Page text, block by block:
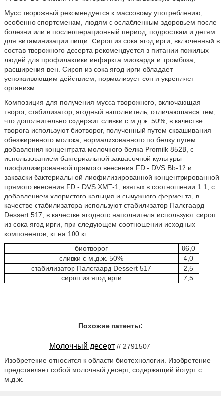
Мусс творожный рекомендуется к массовому употреблению,
особенно спортсменам, людям с ослабленным здоровьем после
болезни или в послеоперационный период, подросткам и детям
для витаминизации пищи. Сироп из сока ягод ирги, включенный в
состав творожного десерта рекомендуется в питании пожилых
людей для профилактики инфаркта миокарда и тромбоза,
расширения вен. Сироп из сока ягод ирги обладает
успокаивающим действием, нормализует сон и укрепляет
организм.
Композиция для получения мусса творожного, включающая
творог, стабилизатор, ягодный наполнитель, отличающаяся тем,
что дополнительно содержит сливки с м.д.ж. 50%, в качестве
творога используют биотворог, полученный путем сквашивания
обезжиренного молока, нормализованного по белку путем
добавления концентрата молочного белка Promilk 852В, с
использованием бактериальной заквасочной культуры
лиофилизированной прямого внесения FD - DVS Bb-12 и
закваски бактериальной лиофилизированной концентрированной
прямого внесения FD - DVS ХМТ-1, взятых в соотношении 1:1, с
добавлением хлористого кальция и сычужного фермента, в
качестве стабилизатора используют стабилизатор Палсгаард
Dessert 517, в качестве ягодного наполнителя используют сироп
из сока ягод ирги, при следующем соотношении исходных
компонентов, кг на 100 кг:
биотворог
86,0
сливки с м.д.ж. 50%
4,0
стабилизатор Палсгаард Dessert 517
2,5
сироп из ягод ирги
7,5
Похожие патенты:
Молочный десерт // 2791507
Изобретение относится к области биотехнологии. Изобретение
представляет собой молочный десерт, содержащий йогурт с
м.д.ж.